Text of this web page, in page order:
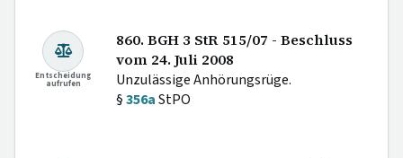
Entscheidung
aufrufen
860. BGH 3 StR 515/07 - Beschluss
vom 24. Juli 2008
Unzulässige Anhörungsrüge.
§356aStPO